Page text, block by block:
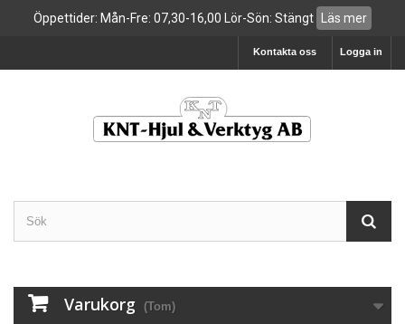
Öppettider: Mån-Fre: 07,30-16,00 Lör-Sön: Stängt Läs mer
Logga in
Kontakta oss
Varukorg (Tom)